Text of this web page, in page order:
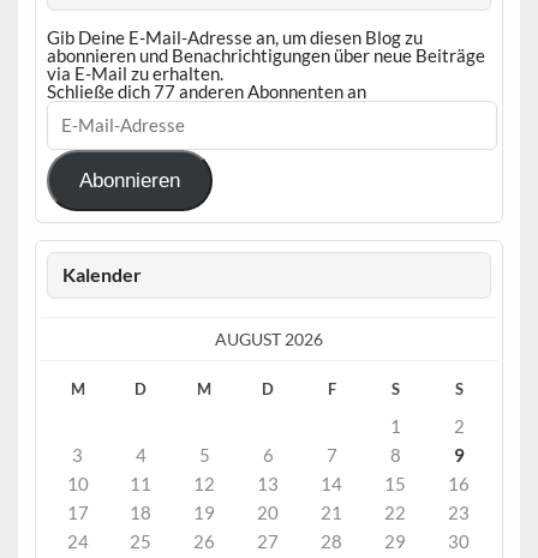
Gib Deine E-Mail-Adresse an, um diesen Blog zu
abonnieren und Benachrichtigungen über neue Beiträge
via E-Mail zu erhalten.
Schließe dich 77 anderen Abonnenten an
E-
Mail-
Adresse
Abonnieren
Kalender
AUGUST 2026
M D M D F S S
1
2
3
4 5 6 7 8
9
10
11 12 13 14 15
16
17
18 19 20 21 22
23
24
25 26 27 28 29
30